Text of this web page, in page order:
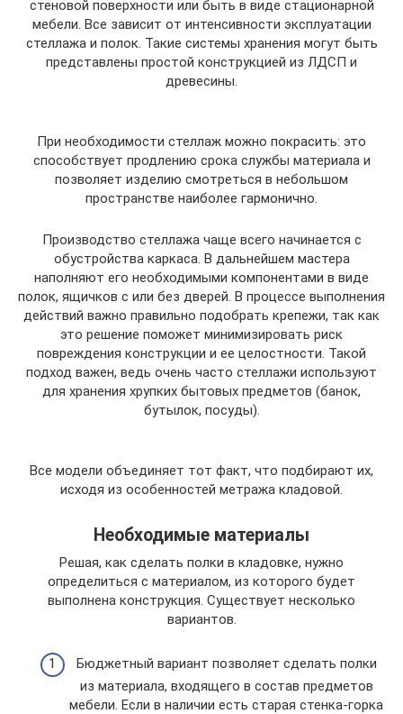
стеновой поверхности или быть в виде стационарной
мебели. Все зависит от интенсивности эксплуатации
стеллажа и полок. Такие системы хранения могут быть
представлены простой конструкцией из ЛДСП и
древесины.
При необходимости стеллаж можно покрасить: это
способствует продлению срока службы материала и
позволяет изделию смотреться в небольшом
пространстве наиболее гармонично.
Производство стеллажа чаще всего начинается с
обустройства каркаса. В дальнейшем мастера
наполняют его необходимыми компонентами в виде
полок, ящичков с или без дверей. В процессе выполнения
действий важно правильно подобрать крепежи, так как
это решение поможет минимизировать риск
повреждения конструкции и ее целостности. Такой
подход важен, ведь очень часто стеллажи используют
для хранения хрупких бытовых предметов (банок,
бутылок, посуды).
Все модели объединяет тот факт, что подбирают их,
исходя из особенностей метража кладовой.
Необходимые материалы
Решая, как сделать полки в кладовке, нужно
определиться с материалом, из которого будет
выполнена конструкция. Существует несколько
вариантов.
Бюджетный вариант позволяет сделать полки
из материала, входящего в состав предметов
мебели. Если в наличии есть старая стенка-горка